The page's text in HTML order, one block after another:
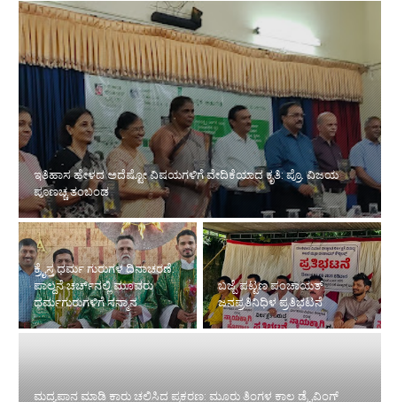
ಕ್ರೈಸ್ತ ಧರ್ಮ ಗುರುಗಳ ದಿನಾಚರಣೆ: ಪಾಲ್ದನೆ ಚರ್ಚ್‌ನಲ್ಲಿ ಮೂವರು
ಧರ್ಮಗುರುಗಳಿಗೆ ಸನ್ಮಾನ
ಬಜ್ಪೆ ಪಟ್ಟಣ ಪಂಚಾಯತ್
ಜನಪ್ರತಿನಿಧಿಳ ಪ್ರತಿಭಟನೆ
ಮದ್ಯಪಾನ ಮಾಡಿ ಕಾರು ಚಲಿಸಿದ
ಪ್ರಕರಣ: ಮೂರು ತಿಂಗಳ ಕಾಲ
ಡ್ರೈವಿಂಗ್ ಲೈಸೆನ್ಸ್ ಅಮಾನತು